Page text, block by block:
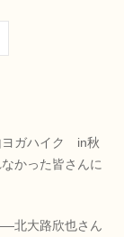
ガハイク in秋
かった皆さんに
北大路欣也さん